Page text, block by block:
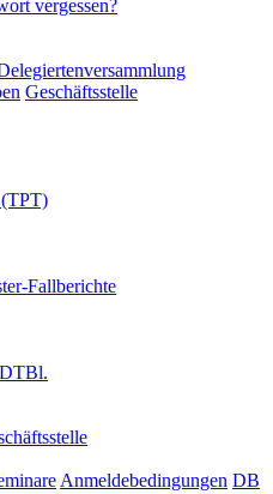
vergessen?
Geschäftsstelle
Fallberichte
Anmeldebedingungen DB